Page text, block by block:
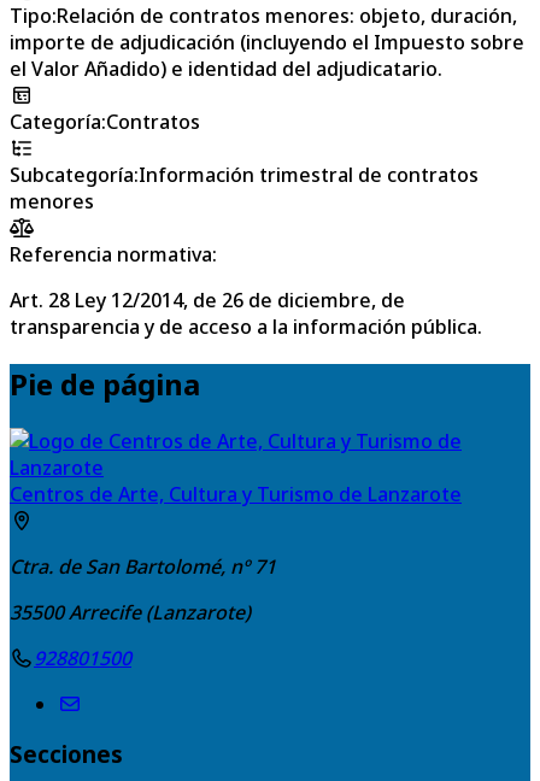
Tipo:Relación de contratos menores: objeto, duración,
importe de adjudicación (incluyendo el Impuesto sobre
el Valor Añadido) e identidad del adjudicatario.
Categoría:Contratos
Subcategoría:Información trimestral de contratos
menores
Referencia normativa:
Art. 28 Ley 12/2014, de 26 de diciembre, de
transparencia y de acceso a la información pública.
Pie de página
Centros de Arte, Cultura y Turismo de Lanzarote
Ctra. de San Bartolomé, nº 71
35500Arrecife (Lanzarote)
928801500
Secciones